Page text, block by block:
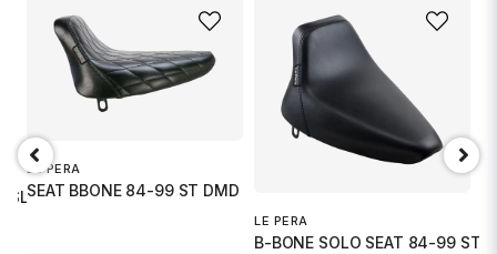
Hej!
Jadå, den passar FLSTF 1340 1999
name
Namn
Mejladress
18-
LE PERA
SEAT BBONE 84-99 ST DMD
LE PERA
B-BONE SOLO SEAT 84-99 ST